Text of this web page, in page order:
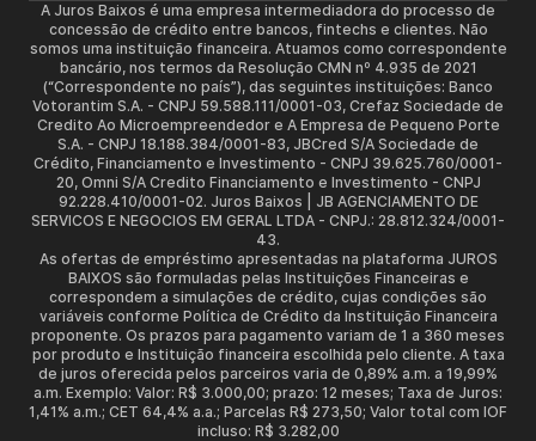
A Juros Baixos é uma empresa intermediadora do processo de
concessão de crédito entre bancos, fintechs e clientes. Não
somos uma instituição financeira. Atuamos como correspondente
bancário, nos termos da Resolução CMN nº 4.935 de 2021
(“Correspondente no país”), das seguintes instituições: Banco
Votorantim S.A. - CNPJ 59.588.111/0001-03, Crefaz Sociedade de
Credito Ao Microempreendedor e A Empresa de Pequeno Porte
S.A. - CNPJ 18.188.384/0001-83, JBCred S/A Sociedade de
Crédito, Financiamento e Investimento - CNPJ 39.625.760/0001-
20, Omni S/A Credito Financiamento e Investimento - CNPJ
92.228.410/0001-02. Juros Baixos | JB AGENCIAMENTO DE
SERVICOS E NEGOCIOS EM GERAL LTDA - CNPJ.: 28.812.324/0001-
43.
As ofertas de empréstimo apresentadas na plataforma JUROS
BAIXOS são formuladas pelas Instituições Financeiras e
correspondem a simulações de crédito, cujas condições são
variáveis conforme Política de Crédito da Instituição Financeira
proponente. Os prazos para pagamento variam de 1 a 360 meses
por produto e Instituição financeira escolhida pelo cliente. A taxa
de juros oferecida pelos parceiros varia de 0,89% a.m. a 19,99%
a.m. Exemplo: Valor: R$ 3.000,00; prazo: 12 meses; Taxa de Juros:
1,41% a.m.; CET 64,4% a.a.; Parcelas R$ 273,50; Valor total com IOF
incluso: R$ 3.282,00